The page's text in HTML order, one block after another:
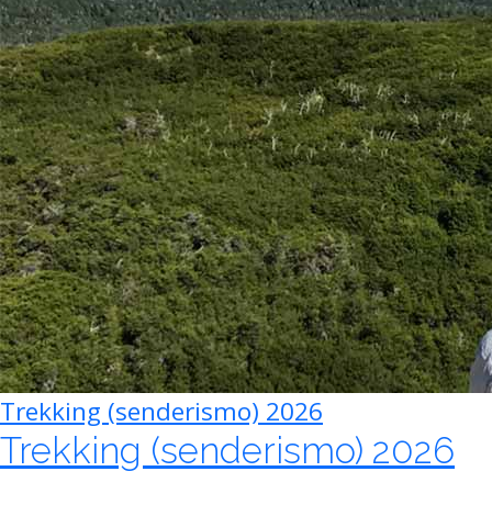
Trekking (senderismo) 2026
Trekking (senderismo) 2026